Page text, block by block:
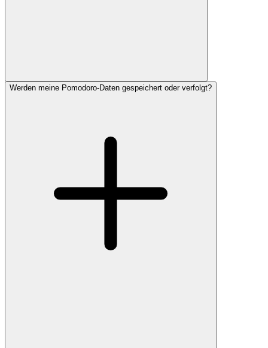
Werden meine Pomodoro-Daten gespeichert oder verfolgt?